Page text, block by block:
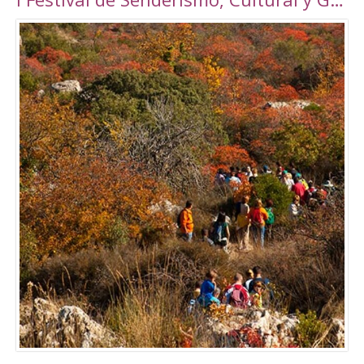
Torrepalma ***, con unas novedosas y amplias
instalaciones inauguradas en 2010, con una
superficie total de 6889 m2. Amplio abanico
de actividades tanto libres como dirigidas.
Tarifas Las tarifas para entradas individuales y
de forma puntual tienen un importe de
5,00€. También existe la posibilidad de
adquirir un Bono de 10 usos (válido durante 90
días) a un precio de 40,00€. Tanto el ticket
como el Bono son de uso personal e
intransferible. Con acceso durante todo el día
en los horarios abajo indicados. El precio de la
entrada a la piscina para un adulto es de 3,50€.
Para consultar el resto de precios y horarios
sigan este enlace:
http://alcalalarealesdeporte.com/tarifas/
Piscina Este centro cuenta, además de con el